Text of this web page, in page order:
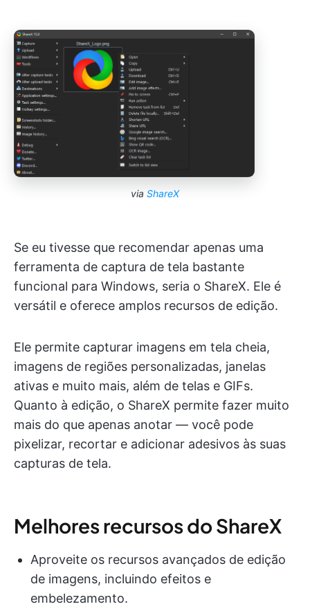
via ShareX
Se eu tivesse que recomendar apenas uma
ferramenta de captura de tela bastante
funcional para Windows, seria o ShareX. Ele é
versátil e oferece amplos recursos de edição.
Ele permite capturar imagens em tela cheia,
imagens de regiões personalizadas, janelas
ativas e muito mais, além de telas e GIFs.
Quanto à edição, o ShareX permite fazer muito
mais do que apenas anotar — você pode
pixelizar, recortar e adicionar adesivos às suas
capturas de tela.
Melhores recursos do ShareX
Aproveite os recursos avançados de edição
de imagens, incluindo efeitos e
embelezamento.